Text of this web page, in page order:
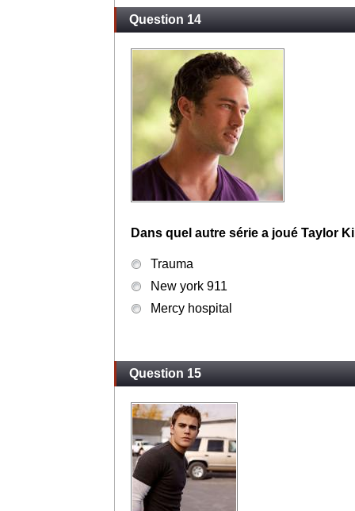
Question 14
Dans quel autre série a joué Taylor
Trauma
New york 911
Mercy hospital
Question 15